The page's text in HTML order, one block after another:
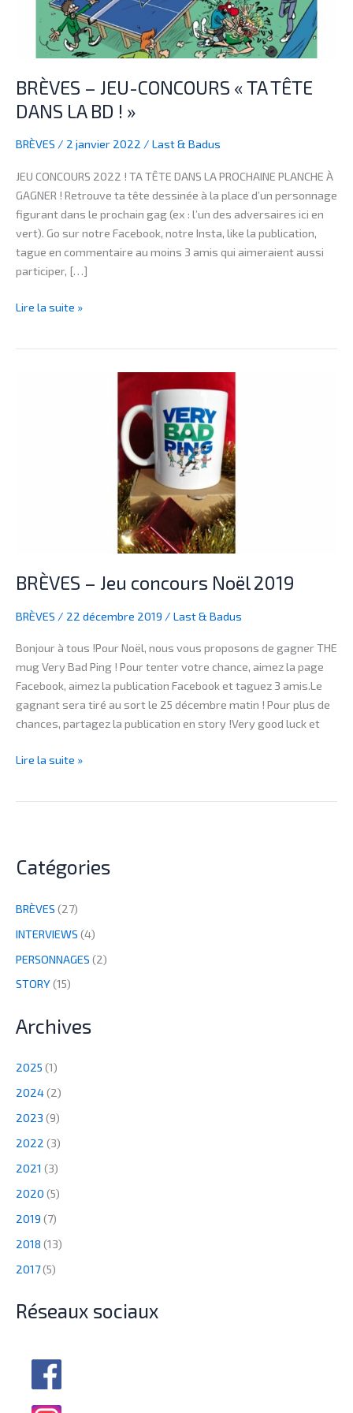
BRÈVES – JEU-CONCOURS « TA TÊTE
DANS LA BD ! »
BRÈVES / 2 janvier 2022 / Last & Badus
JEU CONCOURS 2022 ! TA TÊTE DANS LA PROCHAINE PLANCHE À
GAGNER ! Retrouve ta tête dessinée à la place d’un personnage
figurant dans le prochain gag (ex : l’un des adversaires ici en
vert). Go sur notre Facebook, notre Insta, like la publication,
tague en commentaire au moins 3 amis qui aimeraient aussi
participer, […]
Lire la suite »
BRÈVES – Jeu concours Noël 2019
BRÈVES / 22 décembre 2019 / Last & Badus
Bonjour à tous !Pour Noël, nous vous proposons de gagner THE
mug Very Bad Ping ! Pour tenter votre chance, aimez la page
Facebook, aimez la publication Facebook et taguez 3 amis.Le
gagnant sera tiré au sort le 25 décembre matin ! Pour plus de
chances, partagez la publication en story !Very good luck et
Lire la suite »
Catégories
BRÈVES (27)
INTERVIEWS (4)
PERSONNAGES (2)
STORY(15)
Archives
2025 (1)
2024(2)
2023 (9)
2022 (3)
2021 (3)
2020 (5)
2019 (7)
2018 (13)
2017(5)
Réseaux sociaux